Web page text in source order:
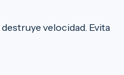
velocidad. Evita